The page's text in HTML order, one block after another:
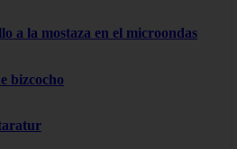
a la mostaza en el microondas
bizcocho